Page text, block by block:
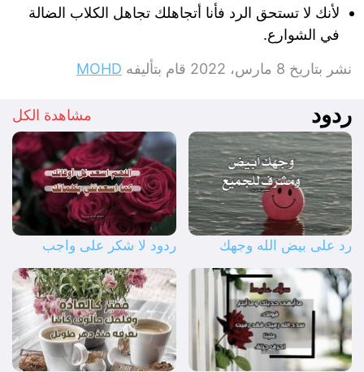
لأنك لا تستحق الرد فأنا أتجاهلك تجاهل الكلاب الضالة
في الشوارع.
نشر بتاريخ 8 مارس، 2022 قام بتأليفه MOHD
ردود مشاهدة الكل
رد على بيض الله وجهك ردود لا شكر على واجب